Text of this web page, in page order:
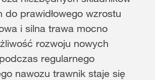
do prawidłowego wzrostu
i silna trawa mocno
rozwoju nowych
regularnego
nawozu trawnik staje się